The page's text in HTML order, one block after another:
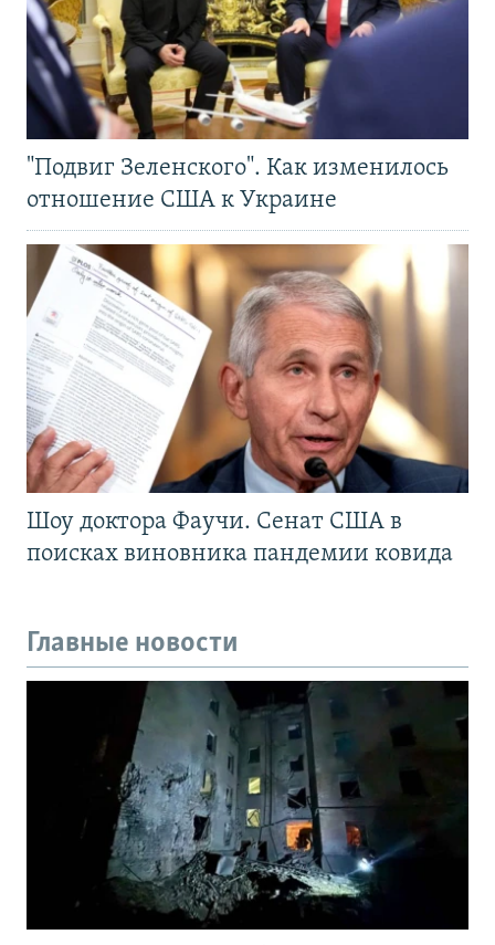
"Подвиг Зеленского". Как изменилось
отношение США к Украине
Шоу доктора Фаучи. Сенат США в
поисках виновника пандемии ковида
Главные новости